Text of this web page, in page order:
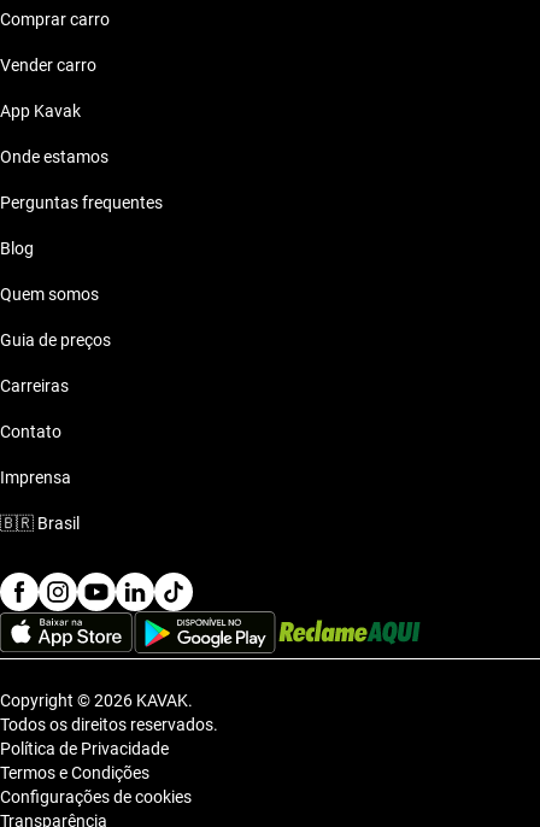
Comprar carro
Vender carro
App Kavak
Onde estamos
Perguntas frequentes
Blog
Quem somos
Guia de preços
Carreiras
Contato
Imprensa
🇧🇷 Brasil
Copyright © 2026 KAVAK.
Todos os direitos reservados.
Política de Privacidade
Termos e Condições
Configurações de cookies
Transparência